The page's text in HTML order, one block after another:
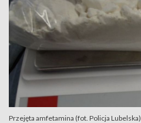
Przejęta amfetamina (fot. Policja Lubelska)